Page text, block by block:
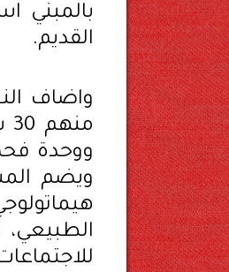
بالمبني
القديم.
ويضم
الطبيعي،